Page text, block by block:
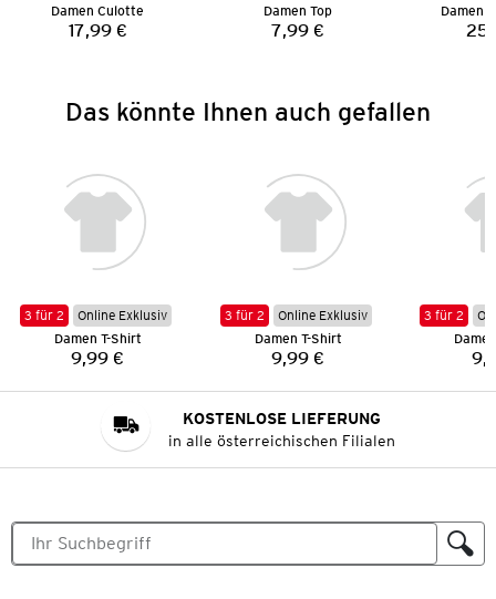
Damen Culotte
Preis:
17,99 €
Damen Top
Preis:
7,99 €
Damen
Das könnte Ihnen auch gefallen
3 für 2
Online Exklusiv
Damen T-Shirt
Preis:
9,99 €
3 für 2
Online Exklusiv
Damen T-Shirt
Preis:
9,99 €
3 für 2
KOSTENLOSE LIEFERUNG
in alle österreichischen Filialen